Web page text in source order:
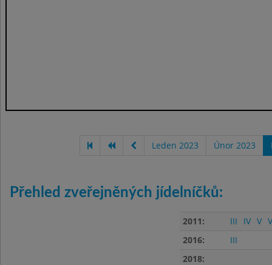
Leden 2023 Únor 2023
Přehled zveřejněných jídelníčků:
2011: III IV V
2016:
III
2018: